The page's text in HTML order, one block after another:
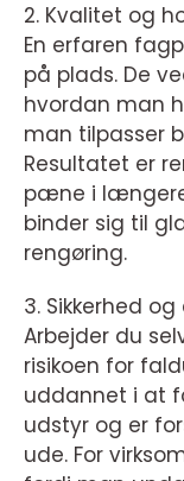
2. Kvalitet og
En erfaren
på plads. De
hvordan man
man tilpasser
Resultatet er
pæne i
binder sig til
rengøring.
3. Sikkerhed
Arbejder du
risikoen for
uddannet i at
udstyr og er
ude. For